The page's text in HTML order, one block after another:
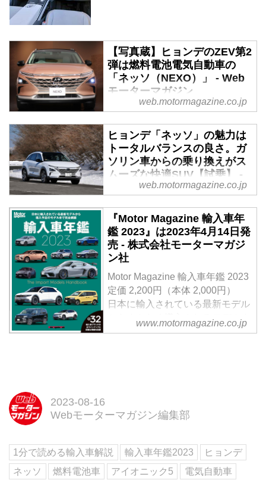
【写真蔵】ヒョンデのZEV第2
弾は燃料電池電気自動車の
「ネッソ（NEXO）」 - Web
モーターマガジン
日本の乗用車市場に再参入するヒ
ョンデが、BEV（バッテリー電気
自動車）のアイオニック5ととも
に導入するのが、FCEV（燃料電
池電気自動車）の「ネッソ
（NEXO）」だ。そのプロフィー
ルを写真で紹介しよう。
web.motormagazine.co.jp
ヒョンデ「ネッソ」の魅力は
トータルバランスの良さ。ガ
ソリン車からの乗り換えがス
ムーズな快適SUV【試乗】 -
Webモーターマガジン
2022年2月8日、韓国の自動車メ
ーカー「ヒョンデ」が13年ぶりに
日本市場へと参入した。発表され
たラインナップはふたつ。デザイ
ン性を突き詰めた電気自動車
（BEV）の「アイオニック5」、
そして今回試乗することができた
水素燃料電池自動車（FCEV）の
るこだわりと性能についてモータ
web.motormagazine.co.jp
『Motor Magazine 輸入車年
鑑 2023』は2023年4月14日発
売 - 株式会社モーターマガジ
ン社
Motor Magazine 輸入車年鑑 2023
定価 2,200円（本体 2,000円）
日本に輸入されている最新モデル
からまもなく導入されるモデルま
で、全32ブランドのラインナップ
る輸入車をブランド別に全網羅。
集して紹介しています。注目のモ
デルについては試乗インプレッシ
www.motormagazine.co.jp
2023-08-16
Webモーターマガジン編集部
1分で読める輸入車解説 輸入車年鑑2023
ヒョンデ
ネッソ
燃料電池車 アイオニック5 電気自動車